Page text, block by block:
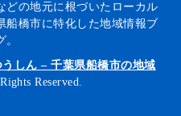
どの地元に根づいたローカル
船橋市に特化した地域情報ブ
。
うしん – 千葉県船橋市の地域
Reserved.